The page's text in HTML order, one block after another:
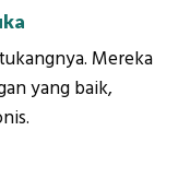
Mereka
yang baik,